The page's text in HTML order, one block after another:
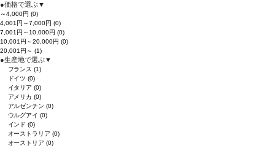
●価格で選ぶ▼
～4,000円 (0)
4,001円～7,000円 (0)
7,001円～10,000円 (0)
10,001円～20,000円 (0)
20,001円～ (1)
●生産地で選ぶ▼
フランス(1)
ドイツ(0)
イタリア(0)
アメリカ(0)
アルゼンチン(0)
ウルグアイ(0)
インド(0)
オーストラリア(0)
オーストリア(0)